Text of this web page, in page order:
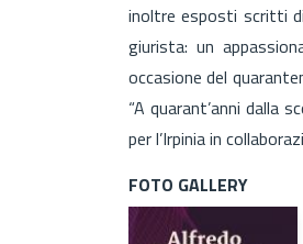
inoltre esposti scritti
giurista: un
occasione del
“A quarant’anni dalla
per l’Irpinia in
FOTO GALLERY